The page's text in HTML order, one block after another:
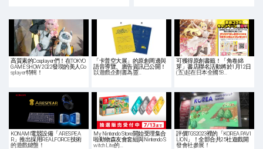
高質素的Cosplayer們！在TOKYO
GAME SHOW 2022發現的美人Co
splayer特輯！
「卡普空大展」的原創周邊與
語音導覽、廣告資訊已公開！
以遊戲企劃書為靈…
可獲得原創書籤！「角卷綿
芽」書店聯名活動將於1月12日
(五)起在日本全國58…
KONAMI電競設備「ARESPEA
R」推出採用REALFORCE技術
的遊戲鍵盤！
My Nintendo Store開始受理集合
啦動物森友會套組與Nintendo S
witch Lite的…
評價TGS2023裡的「KOREA PAVI
LION」！全部合共25社遊戲開
發會社參展！